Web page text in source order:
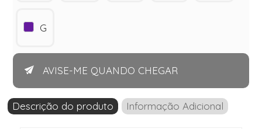
G
AVISE-ME QUANDO CHEGAR
Descrição do produto Informação Adicional